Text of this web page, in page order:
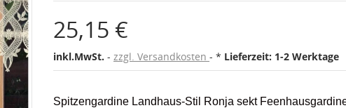
25,15 €
inkl.MwSt. zzgl. Versandkosten * Lieferzeit: 1-2 Werktage
Spitzengardine Landhaus-Stil Ronja sekt